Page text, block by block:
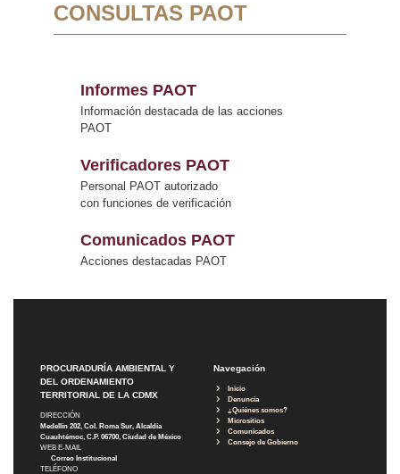
CONSULTAS PAOT
Informes PAOT
Información destacada de las acciones
PAOT
Verificadores PAOT
Personal PAOT autorizado
con funciones de verificación
Comunicados PAOT
Acciones destacadas PAOT
PROCURADURÍA AMBIENTAL Y
DEL ORDENAMIENTO
TERRITORIAL DE LA CDMX
DIRECCIÓN
Medellín 202, Col. Roma Sur, Alcaldía
Cuauhtémoc, C.P. 06700, Ciudad de México
WEB E-MAIL
Correo Institucional
TELÉFONO
Navegación
Inicio
Denuncia
¿Quiénes somos?
Micrositios
Comunicados
Consejo de Gobierno